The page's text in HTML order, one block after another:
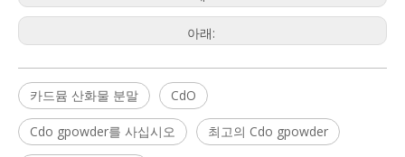
아래:
카드뮴 산화물 분말 CdO
Cdo gpowder를 사십시오 최고의 Cdo gpowder